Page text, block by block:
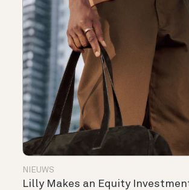
NIEUWS
Lilly Makes an Equity